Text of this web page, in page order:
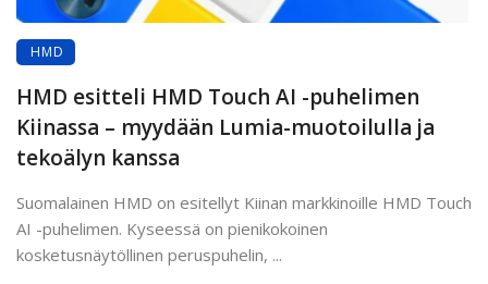
HMD
HMD esitteli HMD Touch AI -puhelimen
Kiinassa – myydään Lumia-muotoilulla ja
tekoälyn kanssa
Suomalainen HMD on esitellyt Kiinan markkinoille HMD Touch
AI -puhelimen. Kyseessä on pienikokoinen
kosketusnäytöllinen peruspuhelin, ...